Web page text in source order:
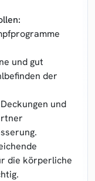
und gut
der
und
die körperliche